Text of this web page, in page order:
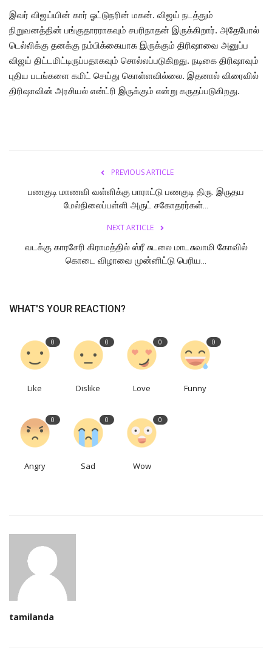
இவர் விஜய்யின் கார் ஓட்டுநரின் மகன். விஜய் நடத்தும்
நிறுவனத்தின் பங்குதாரராகவும் சபரிநாதன் இருக்கிறார். அதேபோல்
டெல்லிக்கு தனக்கு நம்பிக்கையாக இருக்கும் திரிஷாவை அனுப்ப
விஜய் திட்டமிட்டிருப்பதாகவும் சொல்லப்படுகிறது. நடிகை திரிஷாவும்
புதிய படங்களை கமிட் செய்து கொள்ளவில்லை. இதனால் விரைவில்
திரிஷாவின் அரசியல் என்ட்ரி இருக்கும் என்று கருதப்படுகிறது.
PREVIOUS ARTICLE
பணகுடி மாணவி வள்ளிக்கு பாராட்டு பணகுடி திரு. இருதய
மேல்நிலைப்பள்ளி அருட் சகோதரர்கள்...
NEXT ARTICLE
வடக்கு காரசேரி கிராமத்தில் ஸ்ரீ சுடலை மாடசுவாமி கோவில்
கொடை விழாவை முன்னிட்டு பெரிய...
WHAT'S YOUR REACTION?
0
Like
0
Dislike
0
Love
0
Funny
0
Angry
0
Sad
0
Wow
tamilanda